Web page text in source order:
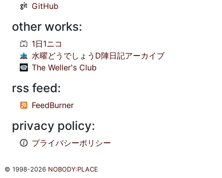
GitHub
other works:
1日1ニコ
水曜どうでしょうD陣日記アーカイブ
The Weller's Club
rss feed:
FeedBurner
privacy policy:
プライバシーポリシー
© 1998-2026 NOBODY:PLACE